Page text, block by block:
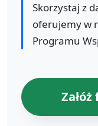
Skorzystaj z
oferujemy w
Programu